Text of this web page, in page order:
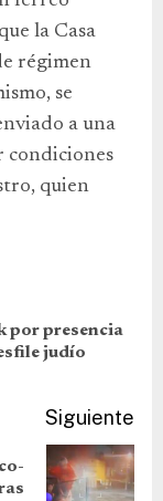
la Casa
régimen
se
a una
condiciones
quien
por presencia
judío
Siguiente